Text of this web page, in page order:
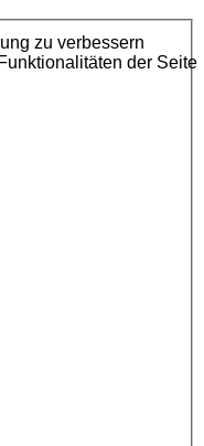
zu verbessern
der Seite